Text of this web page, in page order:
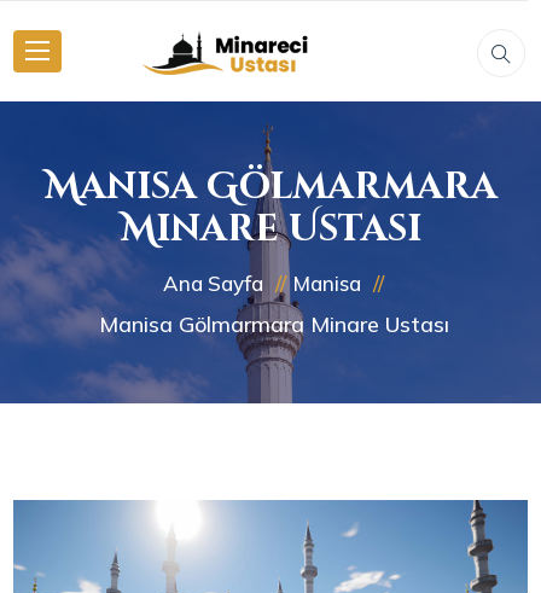
Manisa Gölmarmara
Minare Ustası
Ana Sayfa Manisa
Manisa Gölmarmara Minare Ustası